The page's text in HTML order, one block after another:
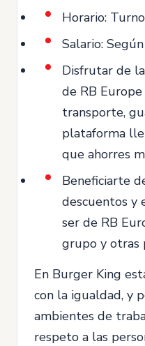
Horario:
Salario:
Disfrutar de
de RB
transporte,
plataforma
que ahorres
Beneficiarte
descuentos y
ser de RB
grupo y otras
En Burger King
con la igualdad, y
ambientes de
respeto a las